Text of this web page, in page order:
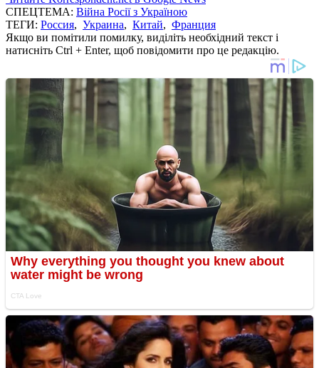
СПЕЦТЕМА: Війна Росії з Україною
ТЕГИ: Россия, Украина, Китай, Франция
Якщо ви помітили помилку, виділіть необхідний текст і
натисніть Ctrl + Enter, щоб повідомити про це редакцію.